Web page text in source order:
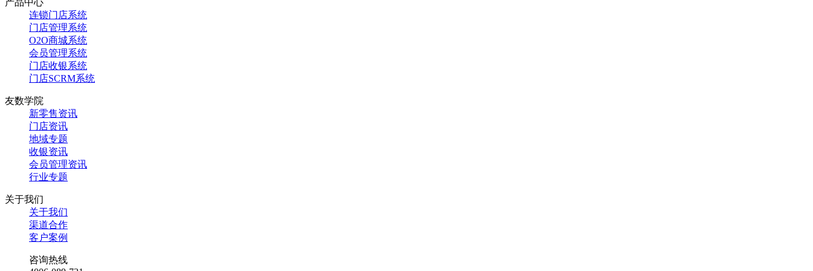
产品中心
连锁门店系统
门店管理系统
O2O商城系统
会员管理系统
门店收银系统
门店SCRM系统
友数学院
新零售资讯
门店资讯
地域专题
收银资讯
会员管理资讯
行业专题
关于我们
关于我们
渠道合作
客户案例
咨询热线